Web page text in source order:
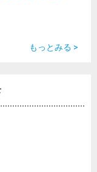
もっとみる >